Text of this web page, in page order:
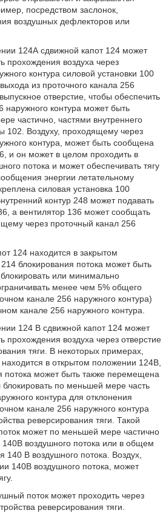
посредством заслонок,
воздушных дефлекторов или
124А сдвижной капот 124 может
прохождения воздуха через
контура силовой установки 100
из проточного канала 256
отверстие, чтобы обеспечить
наружного контура может быть
частично, частями внутреннего
102. Воздуху, проходящему через
контура, может быть сообщена
и он может в целом проходить в
потока и может обеспечивать тягу
энергии летательному
силовая установка 100
контур 248 может подавать
а вентилятор 136 может сообщать
через проточный канал 256
124 находится в закрытом
блокирования потока может быть
или минимально
менее чем 5% общего
канале 256 наружного контура)
канале 256 наружного контура.
124 В сдвижной капот 124 может
прохождения воздуха через отверстие
тяги. В некоторых примерах,
в открытом положении 124В,
потока может быть также перемещена
по меньшей мере часть
контура для отклонения
канале 256 наружного контура
реверсирования тяги. Такой
может по меньшей мере частично
140В воздушного потока или в общем
140 В воздушного потока. Воздух,
140В воздушного потока, может
поток может проходить через
реверсирования тяги.